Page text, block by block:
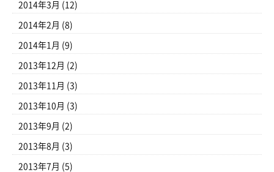
2014年3月 (12)
2014年2月 (8)
2014年1月 (9)
2013年12月 (2)
2013年11月 (3)
2013年10月 (3)
2013年9月 (2)
2013年8月 (3)
2013年7月 (5)